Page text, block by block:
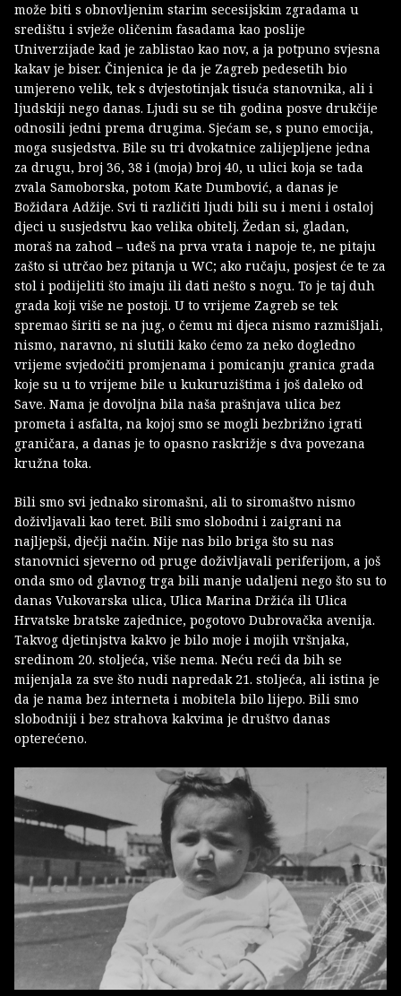
može biti s obnovljenim starim secesijskim zgradama u
središtu i svježe oličenim fasadama kao poslije
Univerzijade kad je zablistao kao nov, a ja potpuno svjesna
kakav je biser. Činjenica je da je Zagreb pedesetih bio
umjereno velik, tek s dvjestotinjak tisuća stanovnika, ali i
ljudskiji nego danas. Ljudi su se tih godina posve drukčije
odnosili jedni prema drugima. Sjećam se, s puno emocija,
moga susjedstva. Bile su tri dvokatnice zalijepljene jedna
za drugu, broj 36, 38 i (moja) broj 40, u ulici koja se tada
zvala Samoborska, potom Kate Dumbović, a danas je
Božidara Adžije. Svi ti različiti ljudi bili su i meni i ostaloj
djeci u susjedstvu kao velika obitelj. Žedan si, gladan,
moraš na zahod – uđeš na prva vrata i napoje te, ne pitaju
zašto si utrčao bez pitanja u WC; ako ručaju, posjest će te za
stol i podijeliti što imaju ili dati nešto s nogu. To je taj duh
grada koji više ne postoji. U to vrijeme Zagreb se tek
spremao širiti se na jug, o čemu mi djeca nismo razmišljali,
nismo, naravno, ni slutili kako ćemo za neko dogledno
vrijeme svjedočiti promjenama i pomicanju granica grada
koje su u to vrijeme bile u kukuruzištima i još daleko od
Save. Nama je dovoljna bila naša prašnjava ulica bez
prometa i asfalta, na kojoj smo se mogli bezbrižno igrati
graničara, a danas je to opasno raskrižje s dva povezana
kružna toka.
Bili smo svi jednako siromašni, ali to siromaštvo nismo
doživljavali kao teret. Bili smo slobodni i zaigrani na
najljepši, dječji način. Nije nas bilo briga što su nas
stanovnici sjeverno od pruge doživljavali periferijom, a još
onda smo od glavnog trga bili manje udaljeni nego što su to
danas Vukovarska ulica, Ulica Marina Držića ili Ulica
Hrvatske bratske zajednice, pogotovo Dubrovačka avenija.
Takvog djetinjstva kakvo je bilo moje i mojih vršnjaka,
sredinom 20. stoljeća, više nema. Neću reći da bih se
mijenjala za sve što nudi napredak 21. stoljeća, ali istina je
da je nama bez interneta i mobitela bilo lijepo. Bili smo
slobodniji i bez strahova kakvima je društvo danas
opterećeno.